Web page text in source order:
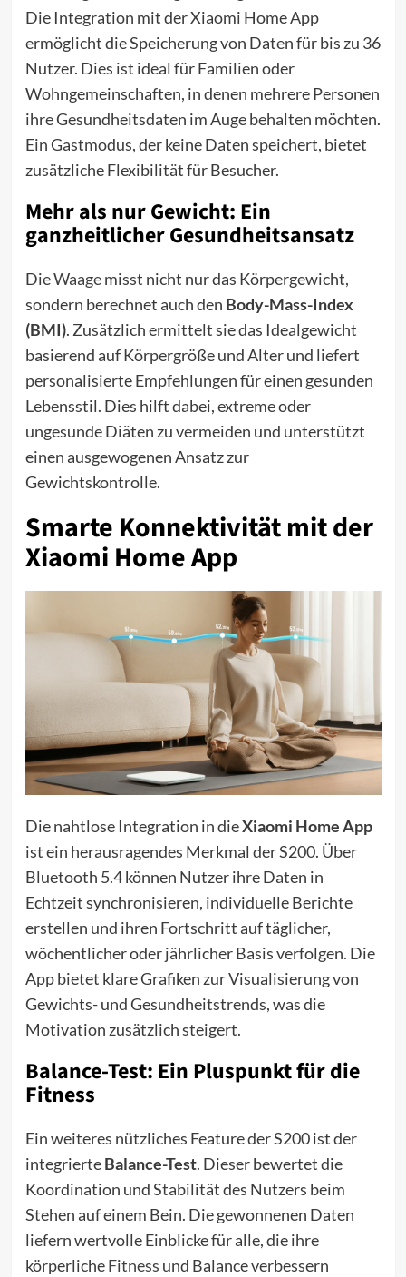
Die Integration mit der Xiaomi Home App
ermöglicht die Speicherung von Daten für bis zu 36
Nutzer. Dies ist ideal für Familien oder
Wohngemeinschaften, in denen mehrere Personen
ihre Gesundheitsdaten im Auge behalten möchten.
Ein Gastmodus, der keine Daten speichert, bietet
zusätzliche Flexibilität für Besucher.
Mehr als nur Gewicht: Ein
ganzheitlicher Gesundheitsansatz
DieWaagemisst nicht nur das Körpergewicht,
sondern berechnet auch den Body-Mass-Index
(BMI). Zusätzlich ermittelt sie das Idealgewicht
basierend auf Körpergröße und Alter und liefert
personalisierte Empfehlungen für einen gesunden
Lebensstil. Dies hilft dabei, extreme oder
ungesunde Diäten zu vermeiden und unterstützt
einen ausgewogenen Ansatz zur
Gewichtskontrolle.
Smarte Konnektivität mit der
Xiaomi Home App
Die nahtlose Integration in dieXiaomi Home App
ist ein herausragendes Merkmal der S200. Über
Bluetooth 5.4 können Nutzer ihre Daten in
Echtzeit synchronisieren, individuelle Berichte
erstellen und ihren Fortschritt auf täglicher,
wöchentlicher oder jährlicher Basis verfolgen. Die
App bietet klare Grafiken zur Visualisierung von
Gewichts- und Gesundheitstrends, was die
Motivation zusätzlich steigert.
Balance-Test: Ein Pluspunkt für die
Fitness
Ein weiteres nützliches Feature der S200 ist der
integrierteBalance-Test. Dieser bewertet die
Koordination und Stabilität des Nutzers beim
Stehen auf einem Bein. Die gewonnenen Daten
liefern wertvolle Einblicke für alle, die ihre
körperlicheFitness und Balance verbessern